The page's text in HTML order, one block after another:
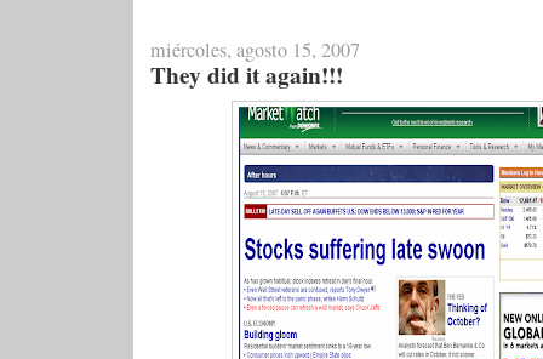
miércoles, agosto 15, 2007
They did it again!!!